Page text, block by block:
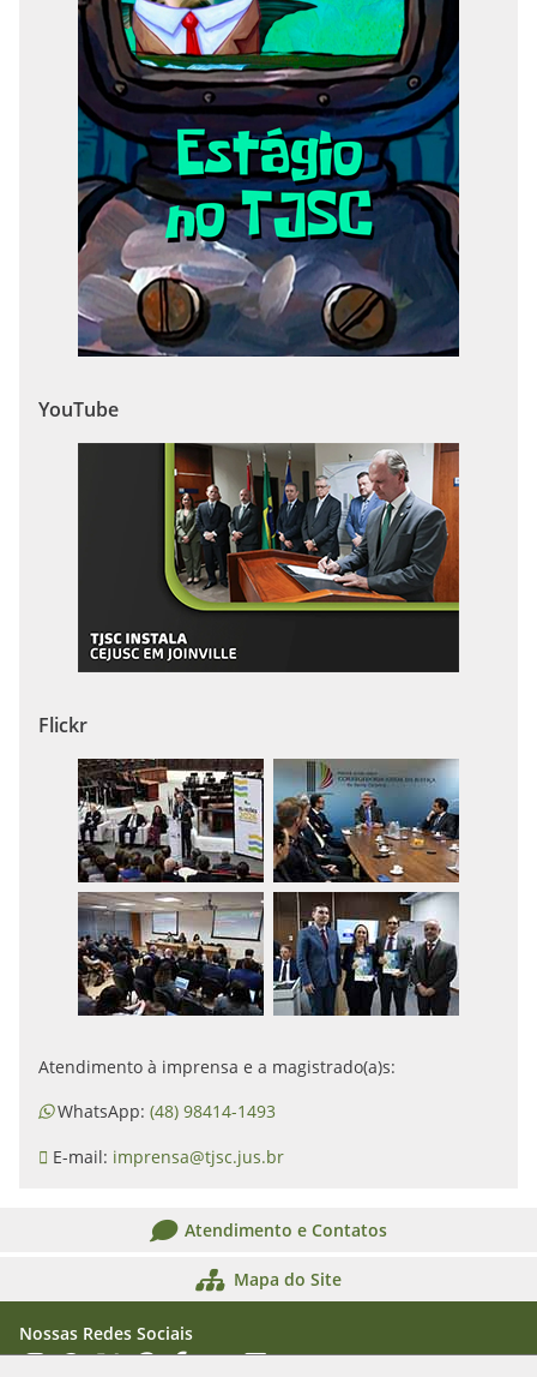
YouTube
Flickr
Atendimento à imprensa e a magistrado(a)s:
WhatsApp: (48) 98414-1493
E-mail: imprensa@tjsc.jus.br
Atendimento e Contatos
Mapa do Site
Nossas Redes Sociais
Acessar Instagram
Acessar WhatsApp
Acessar XAcessar Threads
Acessar Facebook
Acessar YouTube
Acessar Flickr
Acessar SoundCloud